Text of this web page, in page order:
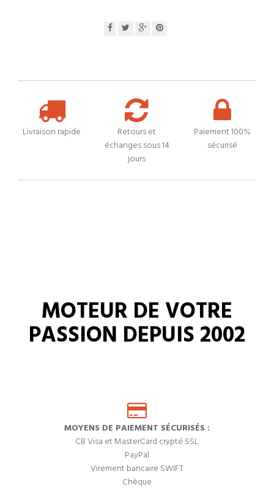
Livraison rapide
Retours et
échanges sous 14
jours
Paiement 100%
sécurisé
MOTEUR DE VOTRE
PASSION DEPUIS 2002
MOYENS DE PAIEMENT SÉCURISÉS :
CB Visa et MasterCard crypté SSL
PayPal
Virement bancaire SWIFT
Chèque